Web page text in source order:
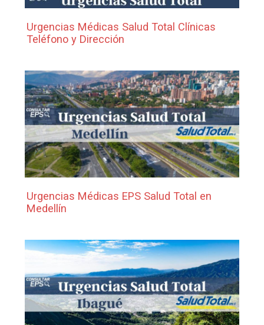
Urgencias Médicas Salud Total Clínicas
Teléfono y Dirección
Urgencias Médicas EPS Salud Total en
Medellín